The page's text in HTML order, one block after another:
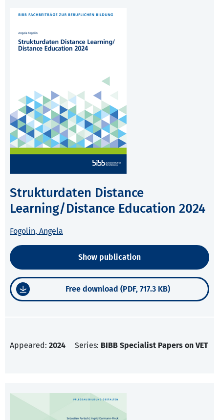
Strukturdaten Distance
Learning/Distance Education 2024
Fogolin, Angela
Show publication
Free download (PDF, 717.3 KB)
Appeared: 2024 Series: BIBB Specialist Papers on VET